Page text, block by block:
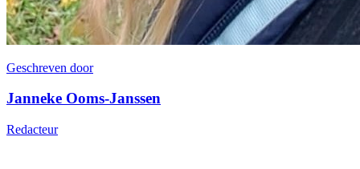
Geschreven door
Janneke Ooms-Janssen
Redacteur